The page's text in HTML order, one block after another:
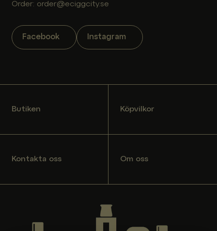
Order: order@eciggcity.se
Facebook Instagram
Butiken Köpvilkor
Kontakta oss Om oss